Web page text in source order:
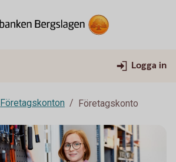
Logga in
Företagskonton Företagskonto